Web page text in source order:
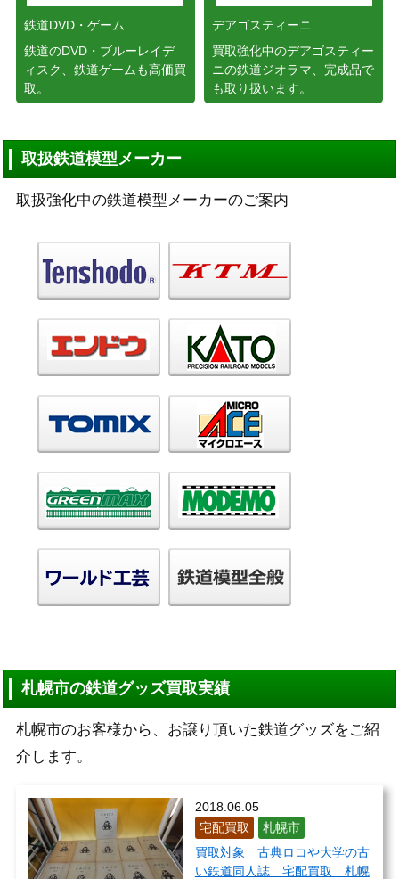
鉄道DVD・ゲーム
鉄道のDVD・ブルーレイデ
ィスク、鉄道ゲームも高価買
取。
デアゴスティーニ
買取強化中のデアゴスティー
ニの鉄道ジオラマ、完成品で
も取り扱います。
取扱鉄道模型メーカー
取扱強化中の鉄道模型メーカーのご案内
札幌市の鉄道グッズ買取実績
札幌市のお客様から、お譲り頂いた鉄道グッズをご紹
介します。
2018.06.05
宅配買取
札幌市
買取対象 古典ロコや大学の古
い鉄道同人誌 宅配買取 札幌